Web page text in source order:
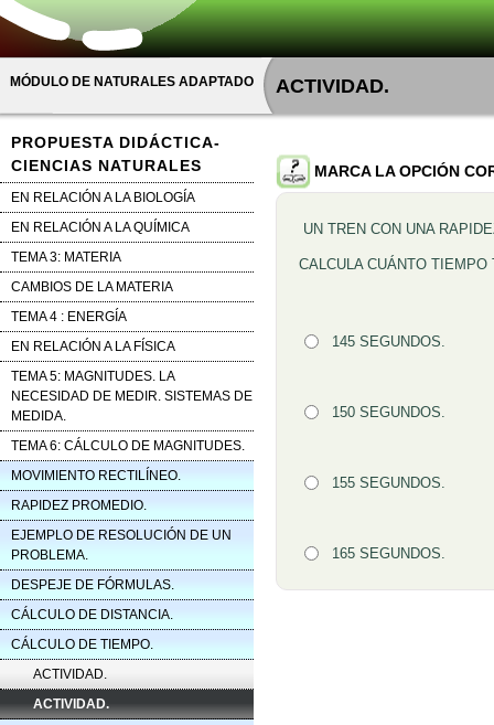
MÓDULO DE NATURALES ADAPTADO
PROPUESTA DIDÁCTICA-
CIENCIAS NATURALES
EN RELACIÓN A LA BIOLOGÍA
EN RELACIÓN A LA QUÍMICA
TEMA 3: MATERIA
CAMBIOS DE LA MATERIA
TEMA 4 : ENERGÍA
EN RELACIÓN A LA FÍSICA
TEMA 5: MAGNITUDES. LA
NECESIDAD DE MEDIR. SISTEMAS DE
MEDIDA.
TEMA 6: CÁLCULO DE MAGNITUDES.
MOVIMIENTO RECTILÍNEO.
RAPIDEZ PROMEDIO.
EJEMPLO DE RESOLUCIÓN DE UN
PROBLEMA.
DESPEJE DE FÓRMULAS.
CÁLCULO DE DISTANCIA.
CÁLCULO DE TIEMPO.
ACTIVIDAD.
ACTIVIDAD.
ACTIVIDAD.
MARCA LA OPCIÓN
Pregunta
UN TREN CON UNA
CALCULA CUÁNTO
Opción 1145 SEGUNDOS.
Opción 2150 SEGUNDOS.
Opción 3155 SEGUNDOS.
Opción 4165 SEGUNDOS.